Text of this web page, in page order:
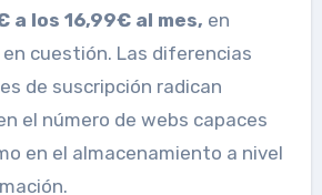
a los 16,99€ al mes, en
cuestión. Las diferencias
de suscripción radican
el número de webs capaces
en el almacenamiento a nivel